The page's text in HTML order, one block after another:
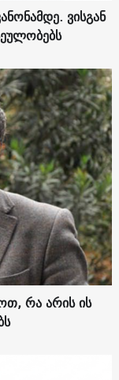
ვისგან
რა არის ის